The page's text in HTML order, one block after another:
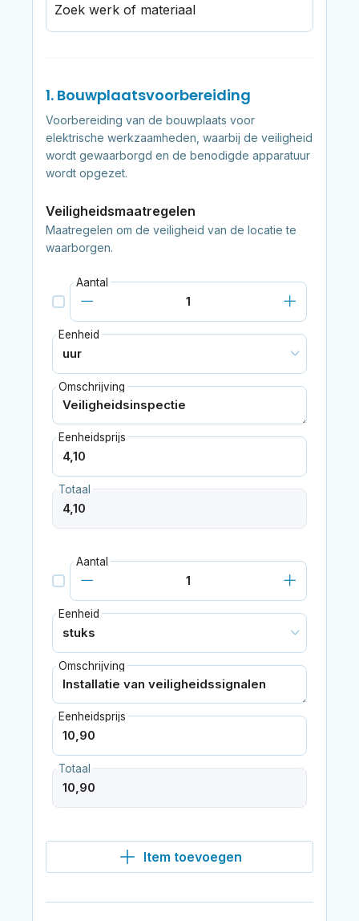
Zoek werk of materiaal
1. Bouwplaatsvoorbereiding
Voorbereiding van de bouwplaats voor
elektrische werkzaamheden, waarbij de veiligheid
wordt gewaarborgd en de benodigde apparatuur
wordt opgezet.
Veiligheidsmaatregelen
Maatregelen om de veiligheid van de locatie te
waarborgen.
Aantal
Eenheid
Omschrijving
Eenheidsprijs
Totaal
Aantal
Eenheid
Omschrijving
Eenheidsprijs
Totaal
Item toevoegen